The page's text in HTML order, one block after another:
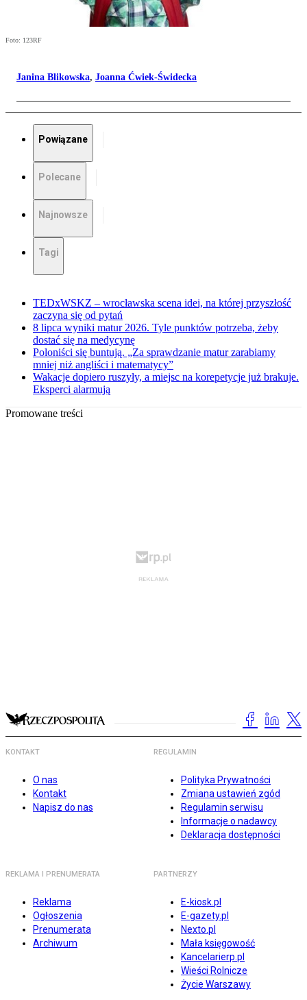
Foto: 123RF
Janina Blikowska, Joanna Ćwiek-Świdecka
Powiązane
Polecane
Najnowsze
Tagi
TEDxWSKZ – wrocławska scena idei, na której przyszłość
zaczyna się od pytań
8 lipca wyniki matur 2026. Tyle punktów potrzeba, żeby
dostać się na medycynę
Poloniści się buntują. „Za sprawdzanie matur zarabiamy
mniej niż angliści i matematycy”
Wakacje dopiero ruszyły, a miejsc na korepetycje już brakuje.
Eksperci alarmują
Promowane treści
KONTAKT
O nas
Kontakt
Napisz do nas
REGULAMIN
Polityka Prywatności
Zmiana ustawień zgód
Regulamin serwisu
Informacje o nadawcy
Deklaracja dostępności
REKLAMA I PRENUMERATA
Reklama
Ogłoszenia
Prenumerata
Archiwum
PARTNERZY
E-kiosk.pl
E-gazety.pl
Nexto.pl
Mała księgowość
Kancelarierp.pl
Wieści Rolnicze
Życie Warszawy